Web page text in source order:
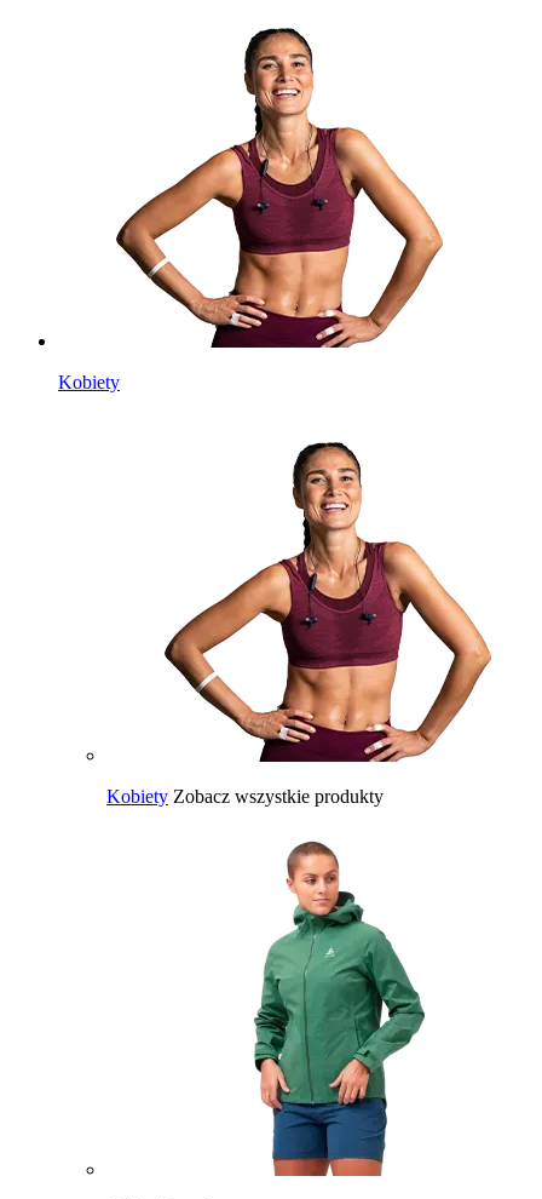
Kobiety
Kobiety Zobacz wszystkie produkty